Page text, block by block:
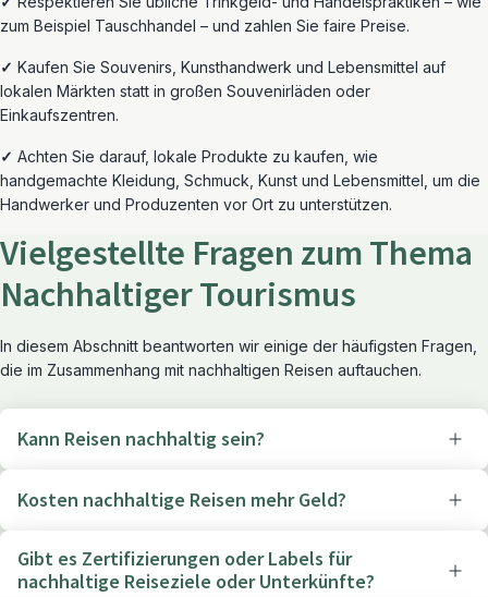
zum Beispiel Tauschhandel – und zahlen Sie faire Preise.
✓ Kaufen Sie Souvenirs, Kunsthandwerk und Lebensmittel auf
lokalen Märkten statt in großen Souvenirläden oder
Einkaufszentren.
✓ Achten Sie darauf, lokale Produkte zu kaufen, wie
handgemachte Kleidung, Schmuck, Kunst und Lebensmittel, um die
Handwerker und Produzenten vor Ort zu unterstützen.
Vielgestellte Fragen zum Thema
Nachhaltiger Tourismus
In diesem Abschnitt beantworten wir einige der häufigsten Fragen,
die im Zusammenhang mit nachhaltigen Reisen auftauchen.
Kann Reisen nachhaltig sein?
Kosten nachhaltige Reisen mehr Geld?
Gibt es Zertifizierungen oder Labels für
nachhaltige Reiseziele oder Unterkünfte?